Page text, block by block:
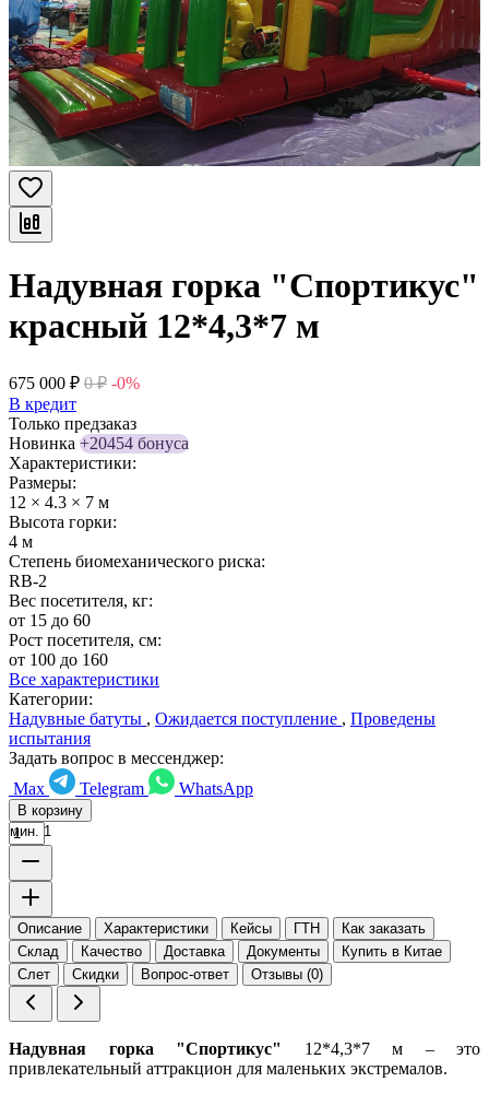
Надувная горка "Спортикус"
красный 12*4,3*7 м
675 000 ₽ 0 ₽ -0%
В кредит
Только предзаказ
Новинка +20454 бонуса
Характеристики:
Размеры:
12 × 4.3 × 7 м
Высота горки:
4 м
Степень биомеханического риска:
RB-2
Вес посетителя, кг:
от 15 до 60
Рост посетителя, см:
от 100 до 160
Все характеристики
Категории:
Надувные батуты , Ожидается поступление , Проведены
испытания
Задать вопрос в мессенджер:
Max
Telegram WhatsApp
В корзину
мин. 1
Описание Характеристики Кейсы ГТН
Как заказать
Склад
Качество Доставка Документы
Купить в Китае
Слет
Скидки Вопрос-ответ Отзывы (0)
Надувная горка "Спортикус" 12*4,3*7 м – это
привлекательный аттракцион для маленьких экстремалов.